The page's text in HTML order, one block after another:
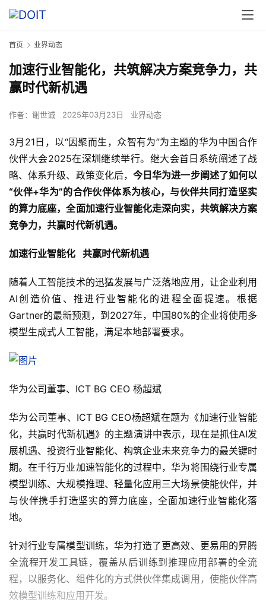
首页 业界动态
加速行业智能化，共筑解决方案竞争力，共
赢时代新机遇
作者： 谢世诚 2025年03月23日 业界动态
3月21日，以“因聚而生，众智有为”为主题的华为中国合作
伙伴大会2025在深圳继续举行。继大会首日系统阐述了战
略、体系升级、政策变化后，今日华为进一步阐述了如何以
“伙伴+华为”的合作伙伴体系为核心，与伙伴共同打造坚实
的算力底座，全面加速行业智能化走深向实，共筑解决方案
竞争力，共赢时代新机遇。
加速行业智能化   共赢时代新机遇
随着人工智能技术的迅猛发展与广泛落地应用，让企业利用
AI创造价值、推进行业智能化的进程全面提速。根据
Gartner的最新预测，到2027年，中国80%的企业将使用多
模型生成式人工智能，满足本地部署要求。
华为公司董事、ICT BG CEO 杨超斌
华为公司董事、ICT BG CEO杨超斌在题为《加速行业智能
化，共赢时代新机遇》的主题演讲中表示，现在是抓住AI发
展机遇、投资行业智能化、构筑企业未来竞争力的最关键时
期。在千行万业加速智能化的过程中，华为将围绕行业专属
模型训练、大规模推理、轻量化应用三大场景使能伙伴，并
与伙伴携手打造坚实的算力底座，全面加速行业智能化落
地。
针对行业专属模型训练，华为打造了更高效、更易用的昇腾
全流程开发工具链，覆盖从后训练到推理应用部署的全流
程，以服务化、组件化的方式供伙伴集成调用，使能伙伴高
效模型训练和应用开发。